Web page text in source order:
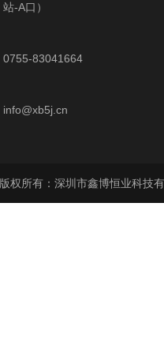
站-A口）
0755-83041664
info@xb5j.cn
权所有：深圳市鑫博恒业科技